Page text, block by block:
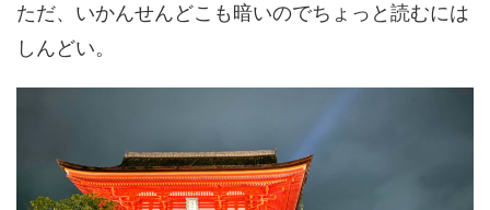
ただ、いかんせんどこも暗いのでちょっと読むには
しんどい。